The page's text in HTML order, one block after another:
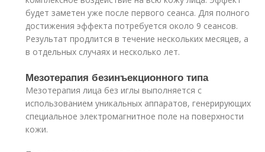
будет заметен уже после первого сеанса. Для полного
достижения эффекта потребуется около 9 сеансов.
Результат продлится в течение нескольких месяцев, а
в отдельных случаях и несколько лет.
Мезотерапия безинъекционного типа
Мезотерапия лица без иглы выполняется с
использованием уникальных аппаратов, генерирующих
специальное электромагнитное поле на поверхности
кожи.